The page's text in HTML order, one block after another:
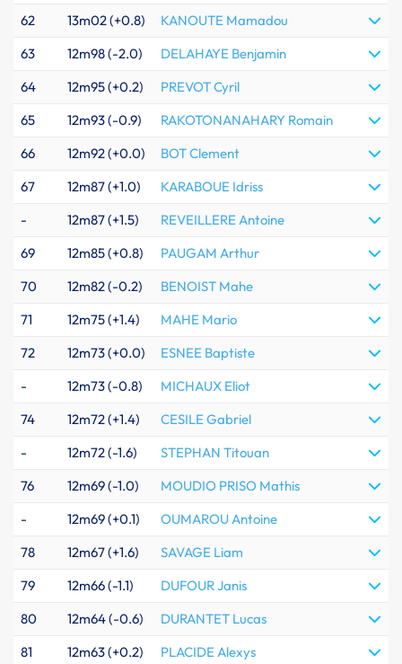
62 13m02 (+0.8)
KANOUTE Mamadou
63
12m98 (-2.0)
DELAHAYE Benjamin
64
12m95 (+0.2)
PREVOT Cyril
65
12m93 (-0.9)
RAKOTONANAHARY Romain
66
12m92 (+0.0)
BOT Clement
67
12m87 (+1.0)
KARABOUE Idriss
-
12m87 (+1.5)
REVEILLERE Antoine
69
12m85 (+0.8)
PAUGAM Arthur
70
12m82 (-0.2)
BENOIST Mahe
71
12m75 (+1.4)
MAHE Mario
72
12m73 (+0.0)
ESNEE Baptiste
-
12m73 (-0.8)
MICHAUX Eliot
74
12m72 (+1.4)
CESILE Gabriel
-
12m72 (-1.6)
STEPHAN Titouan
76
12m69 (-1.0)
MOUDIO PRISO Mathis
-
12m69 (+0.1)
OUMAROU Antoine
78
12m67 (+1.6)
SAVAGE Liam
79
12m66 (-1.1)
DUFOUR Janis
80
12m64 (-0.6)
DURANTET Lucas
81
12m63 (+0.2)
PLACIDE Alexys